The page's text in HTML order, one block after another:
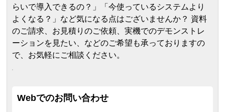
らいで導入できるの？」「今使っているシステムより
よくなる？」など気になる点はございませんか？ 資料
のご請求、お見積りのご依頼、実機でのデモンストレ
ーションを見たい、などのご希望も承っておりますの
で、お気軽にご相談ください。
Webでのお問い合わせ